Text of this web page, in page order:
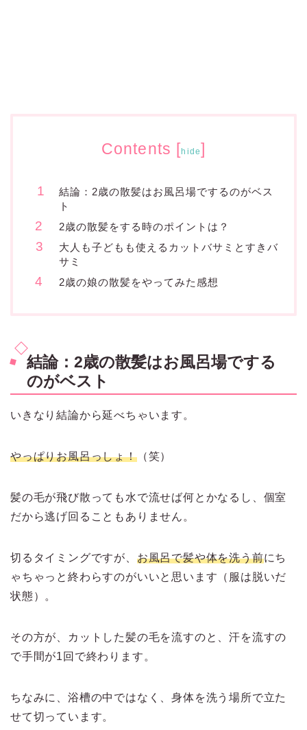
Contents [hide]
結論：2歳の散髪はお風呂場でするのがベス
ト
2歳の散髪をする時のポイントは？
大人も子どもも使えるカットバサミとすきバ
サミ
2歳の娘の散髪をやってみた感想
結論：2歳の散髪はお風呂場でする
のがベスト
いきなり結論から延べちゃいます。
やっぱりお風呂っしょ！（笑）
髪の毛が飛び散っても水で流せば何とかなるし、個室
だから逃げ回ることもありません。
切るタイミングですが、 お風呂で髪や体を洗う前にち
ゃちゃっと終わらすのがいいと思います（服は脱いだ
状態）。
その方が、カットした髪の毛を流すのと、汗を流すの
で手間が1回で終わります。
ちなみに、浴槽の中ではなく、身体を洗う場所で立た
せて切っています。